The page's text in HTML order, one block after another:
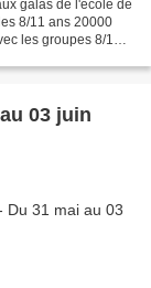
galas de l'école de
8/11 ans 20000
les groupes 8/11
03 juin